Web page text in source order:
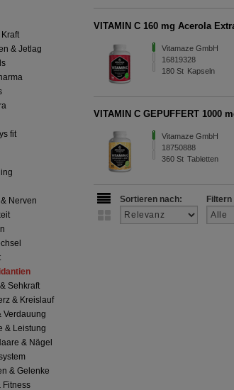
& Jetlag
fit
Nerven
Sehkraft
& Kreislauf
Verdauung
& Leistung
& Nägel
& Gelenke
Fitness
VITAMIN C 160 mg Acerola
Vitamaze GmbH
16819328
180St Kapseln
VITAMIN C GEPUFFERT 1000
Vitamaze GmbH
18750888
360St Tabletten
Sortieren nach:
Filtern